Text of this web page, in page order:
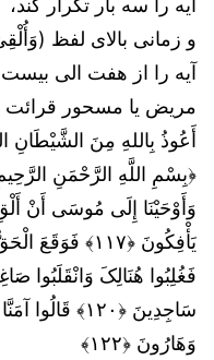
آیه را سه بار تکرار کند،
و زمانی بالای لفظ
آیه را از هفت الی
مریض یا مسحور قرائت
أَعُوذُ بِاللهِ مِنَ الشَّيْطَانِ
﴿بِسْمِ اللَّهِ الرَّحْمَنِ
وَأَوْحَیْنَا إِلَى مُوسَى أَنْ
وَهَارُونَ ﴿١٢٢﴾